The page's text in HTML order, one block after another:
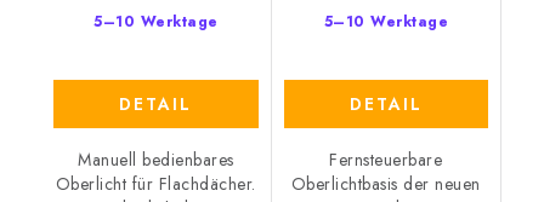
5–10 Werktage
DETAIL
Manuell bedienbares
Oberlicht für Flachdächer.
5–10 Werktage
DETAIL
Fernsteuerbare
Oberlichtbasis der neuen